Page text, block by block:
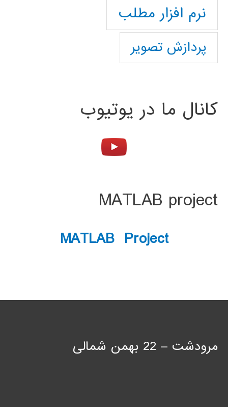
نرم افزار مطلب
پردازش تصویر
کانال ما در یوتیوب
MATLAB project
MATLAB Project
مرودشت – 22 بهمن شمالی